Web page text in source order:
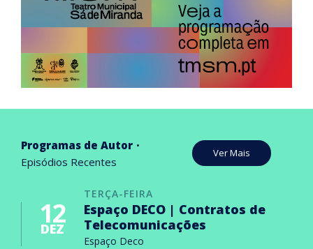
Programas de Autor
Episódios Recentes
Ver Mais
TERÇA-FEIRA
12
DEZ
Espaço DECO | Contratos de
Telecomunicações
Espaço Deco